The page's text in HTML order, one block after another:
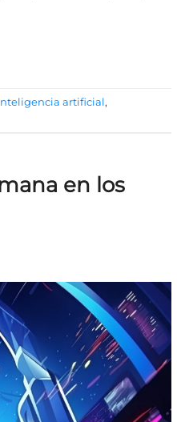
artificial,
en los